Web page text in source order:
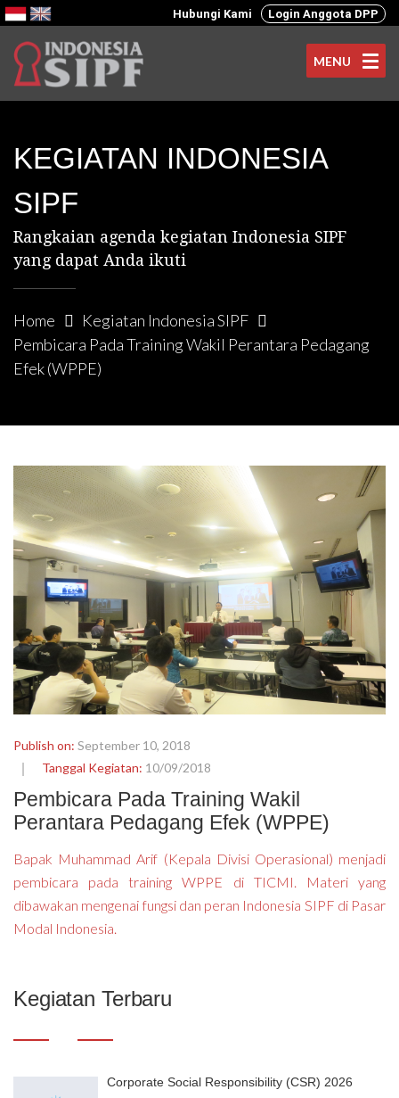
Hubungi Kami Login Anggota DPP
MENU
KEGIATAN INDONESIA
SIPF
Rangkaian agenda kegiatan Indonesia SIPF
yang dapat Anda ikuti
Home
Kegiatan Indonesia SIPF
Pembicara Pada Training Wakil Perantara Pedagang
Efek (WPPE)
Publish on: September 10, 2018
Tanggal Kegiatan: 10/09/2018
Pembicara Pada Training Wakil
Perantara Pedagang Efek (WPPE)
Bapak Muhammad Arif (Kepala Divisi Operasional) menjadi
pembicara pada training WPPE di TICMI. Materi yang
dibawakan mengenai fungsi dan peran Indonesia SIPF di Pasar
Modal Indonesia.
Kegiatan Terbaru
Corporate Social Responsibility (CSR) 2026